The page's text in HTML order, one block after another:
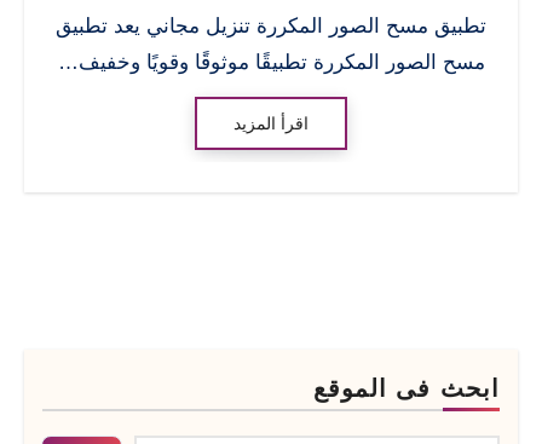
تطبيق مسح الصور المكررة تنزيل مجاني يعد تطبيق
مسح الصور المكررة تطبيقًا موثوقًا وقويًا وخفيف…
اقرأ المزيد
ابحث فى الموقع